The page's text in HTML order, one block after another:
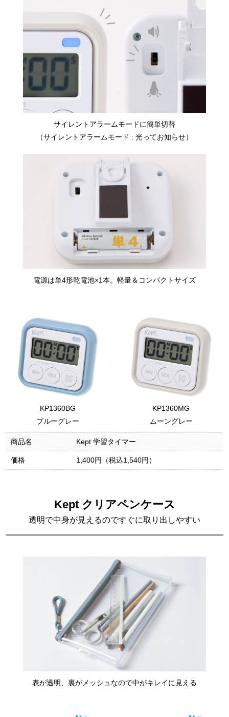
サイレントアラームモードに簡単切替
（サイレントアラームモード : 光ってお知らせ）
電源は単4形乾電池×1本。軽量＆コンパクトサイズ
KP1360BG
ブルーグレー
KP1360MG
ムーングレー
商品名 Kept 学習タイマー
価格 1,400円（税込1,540円）
Kept クリアペンケース
透明で中身が見えるのですぐに取り出しやすい
表が透明、裏がメッシュなので中がキレイに見える